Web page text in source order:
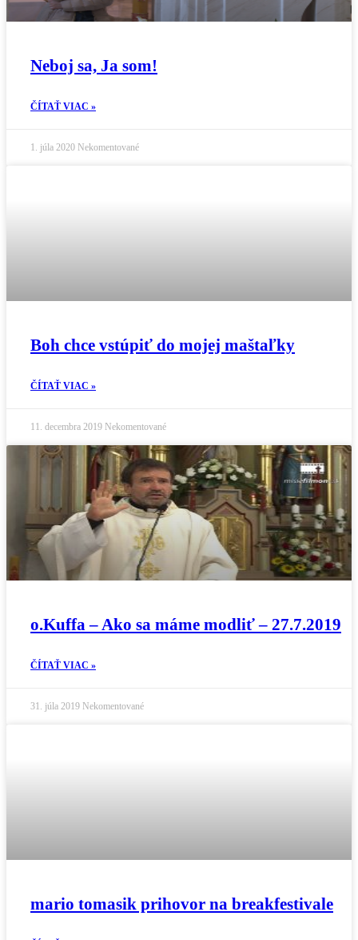
Neboj sa, Ja som!
ČÍTAŤ VIAC »
1. júla 2020 Nekomentované
Boh chce vstúpiť do mojej maštaľky
ČÍTAŤ VIAC »
11. decembra 2019 Nekomentované
o.Kuffa – Ako sa máme modliť – 27.7.2019
ČÍTAŤ VIAC »
31. júla 2019 Nekomentované
mario tomasik prihovor na breakfestivale